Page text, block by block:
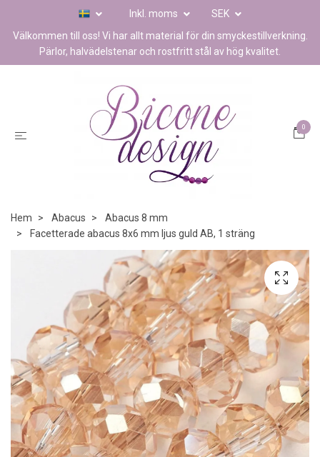
Inkl. moms
SEK
Välkommen till oss! Vi har allt material för din smyckestillverkning.
Pärlor, halvädelstenar och rostfritt stål av hög kvalitet.
0
Hem Abacus
Abacus 8 mm
Facetterade abacus 8x6 mm ljus guld AB, 1 sträng